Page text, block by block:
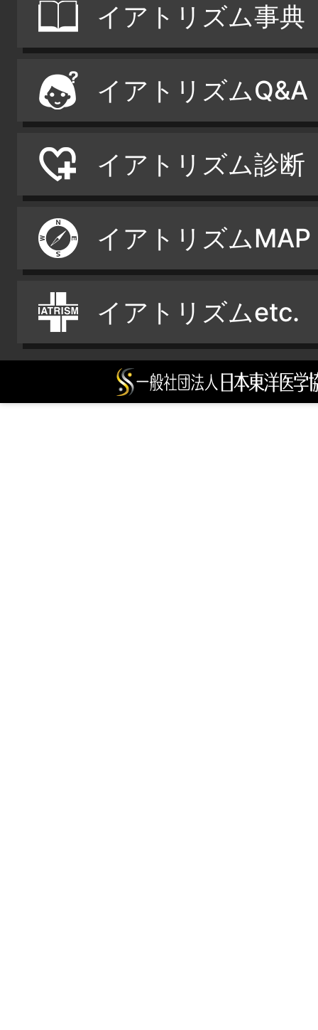
イアトリズム事典
イアトリズムQ&A
イアトリズム診断
イアトリズムMAP
イアトリズムetc.